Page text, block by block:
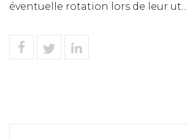
éventuelle rotation lors de leur ut...